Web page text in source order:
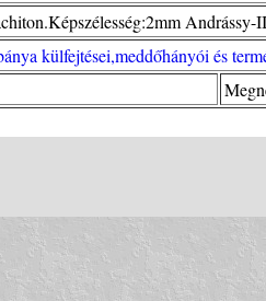
Andrássy-
külfejtései,meddőhányói és